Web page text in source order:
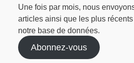
Une fois par mois, nous
articles ainsi que les plus
notre base de données.
Abonnez-vous